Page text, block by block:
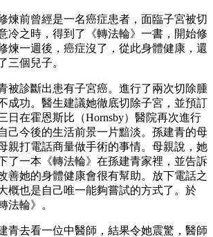
煉前曾經是一名癌症患者，面臨子宮被切
冷之時，得到了《轉法輪》一書，開始修
煉一週後，癌症沒了，從此身體健康，還
三個兒子。
被診斷出患有子宮癌。進行了兩次切除腫
成功。醫生建議她徹底切除子宮，並預訂
日在霍恩斯比（Hornsby）醫院再次進行
己今後的生活前景一片黯淡。孫建青的母
親打電話商量做手術的事情。母親說，她
了一本《轉法輪》在孫建青家裡，並告訴
善她的身體健康會很有幫助。放下電話之
概也是自己唯一能夠嘗試的方式了。於
法輪》。
青去看一位中醫師，結果令她震驚，醫師